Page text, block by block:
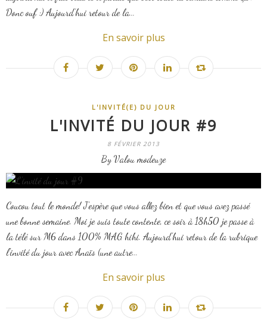
Donc ouf :) Aujourd’hui retour de la...
En savoir plus
L'INVITÉ(E) DU JOUR
L'INVITÉ DU JOUR #9
8 FÉVRIER 2013
By Valou modeuze
Coucou tout le monde! J'espère que vous allez bien et que vous avez passé
une bonne semaine. Moi je suis toute contente, ce soir à 18h50 je passe à
la télé sur M6 dans 100% MAG hihi. Aujourd'hui retour de la rubrique
l'invité du jour avec Anaïs (une autre...
En savoir plus